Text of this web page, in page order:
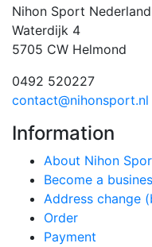
Nihon Sport
Waterdijk 4
5705 CW Helmond
0492 520227
contact@nihonsport.nl
Information
About Nihon
Become a
Address change
Order
Payment